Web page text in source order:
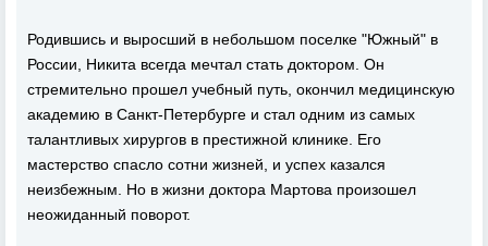
Родившись и выросший в небольшом поселке "Южный" в
России, Никита всегда мечтал стать доктором. Он
стремительно прошел учебный путь, окончил медицинскую
академию в Санкт-Петербурге и стал одним из самых
талантливых хирургов в престижной клинике. Его
мастерство спасло сотни жизней, и успех казался
неизбежным. Но в жизни доктора Мартова произошел
неожиданный поворот.